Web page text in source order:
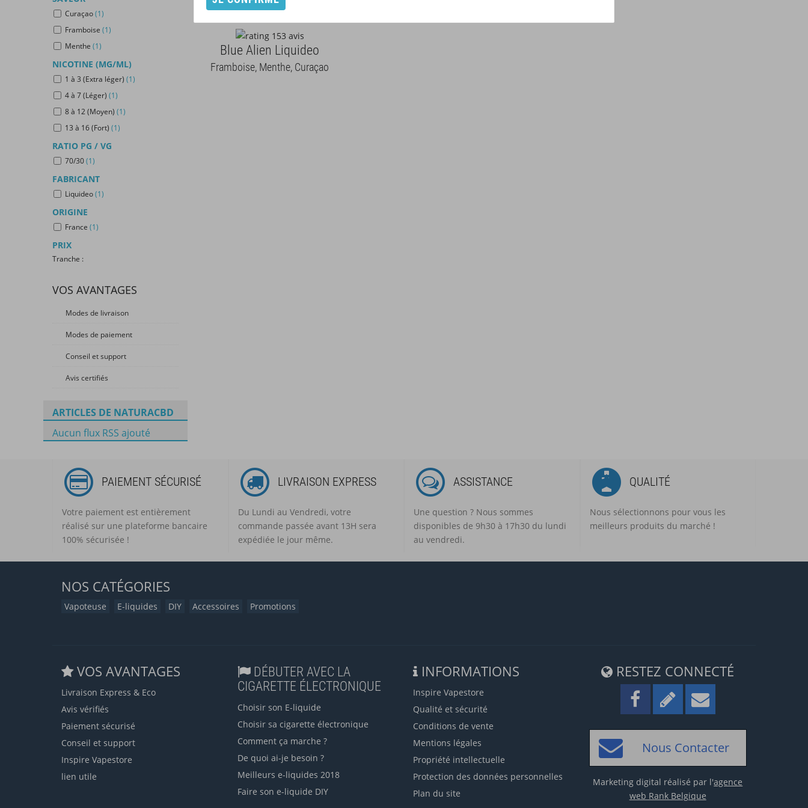
153 avis
Blue Alien Liquideo
Framboise, Menthe, Curaçao
Curaçao(1)
Framboise (1)
Menthe (1)
NICOTINE (MG/ML)
1 à 3 (Extra léger) (1)
4 à 7 (Léger) (1)
8 à 12 (Moyen) (1)
13 à 16 (Fort) (1)
RATIO PG / VG
70/30(1)
FABRICANT
Liquideo(1)
ORIGINE
France (1)
PRIX
Tranche :
VOS AVANTAGES
Modes de livraison
Modes de paiement
Conseil et support
Avis certifiés
ARTICLES DE NATURACBD
Aucun flux RSS ajouté
PAIEMENT SÉCURISÉ
Votre paiement est entièrement
réalisé sur une plateforme bancaire
100% sécurisée !
LIVRAISON EXPRESS
Du Lundi au Vendredi, votre
commande passée avant 13H sera
expédiée le jour même.
ASSISTANCE
Une question ? Nous sommes
disponibles de 9h30 à 17h30 du lundi
au vendredi.
QUALITÉ
Nous sélectionnons pour vous les
meilleurs produits du marché !
NOS CATÉGORIES
Vapoteuse E-liquides DIY Accessoires Promotions
VOS AVANTAGES
Livraison Express & Eco
Avis vérifiés
Paiement sécurisé
Conseil et support
Inspire Vapestore
lien utile
DÉBUTER AVEC LA
CIGARETTE ÉLECTRONIQUE
Choisir son E-liquide
Choisir sa cigarette électronique
Comment ça marche ?
De quoi ai-je besoin ?
Meilleurs e-liquides 2018
Faire son e-liquide DIY
INFORMATIONS
Inspire Vapestore
Qualité et sécurité
Conditions de vente
Mentions légales
Propriété intellectuelle
Protection des données personnelles
Plan du site
RESTEZ CONNECTÉ
Nous Contacter
Marketing digital réalisé par l'agence
web Rank Belgique